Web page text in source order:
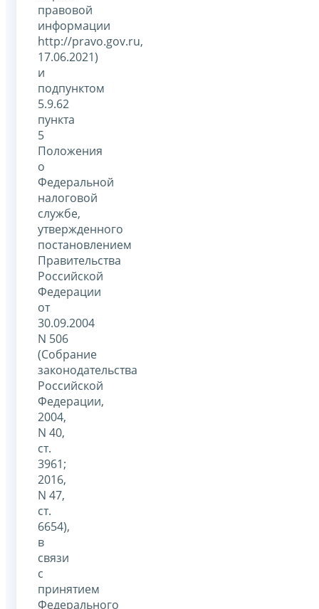
правовой
информации
http://pravo.gov.ru,
17.06.2021)
и
подпунктом
5.9.62
пункта
5
Положения
о
Федеральной
налоговой
службе,
утвержденного
постановлением
Правительства
Российской
Федерации
от
30.09.2004
N 506
(Собрание
законодательства
Российской
Федерации,
2004,
N 40,
ст.
3961;
2016,
N 47,
ст.
6654),
в
связи
с
принятием
Федерального